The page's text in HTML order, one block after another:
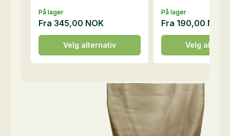
På lager
Fra 345,00 NOK
Velg alternativ
Dette
produktet
har
På lager
Fra 190,00 NOK
Velg
Dette
produktet
har
varianter.
Alternativene
kan
velges